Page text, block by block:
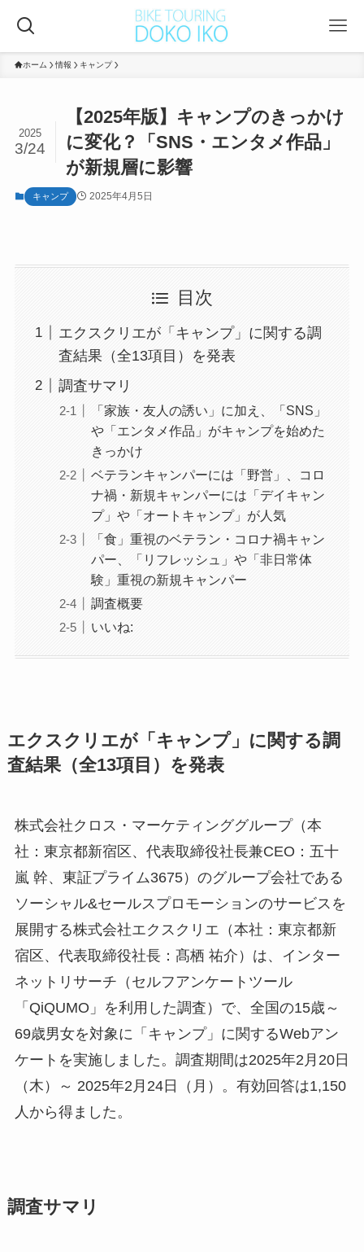
ホーム 情報 キャンプ
【2025年版】キャンプのきっかけ
に変化？「SNS・エンタメ作品」
が新規層に影響
2025
3/24
キャンプ 2025年4月5日
目次
エクスクリエが「キャンプ」に関する調
査結果（全13項目）を発表
調査サマリ
「家族・友人の誘い」に加え、「SNS」
や「エンタメ作品」がキャンプを始めた
きっかけ
ベテランキャンパーには「野営」、コロ
ナ禍・新規キャンパーには「デイキャン
プ」や「オートキャンプ」が人気
「食」重視のベテラン・コロナ禍キャン
パー、「リフレッシュ」や「非日常体
験」重視の新規キャンパー
調査概要
いいね:
エクスクリエが「キャンプ」に関する調
査結果（全13項目）を発表
株式会社クロス・マーケティンググループ（本
社：東京都新宿区、代表取締役社長兼CEO：五十
嵐 幹、東証プライム3675）のグループ会社である
ソーシャル&セールスプロモーションのサービスを
展開する株式会社エクスクリエ（本社：東京都新
宿区、代表取締役社長：髙栖 祐介）は、インター
ネットリサーチ（セルフアンケートツール
「QiQUMO」を利用した調査）で、全国の15歳～
69歳男女を対象に「キャンプ」に関するWebアン
ケートを実施しました。調査期間は2025年2月20日
（木）～ 2025年2月24日（月）。有効回答は1,150
人から得ました。
調査サマリ